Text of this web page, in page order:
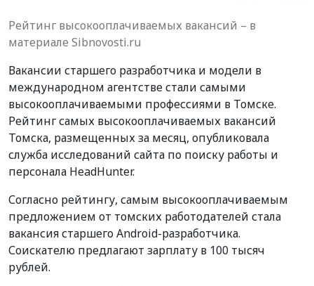
Рейтинг высокооплачиваемых вакансий – в
материале Sibnovosti.ru
Вакансии старшего разработчика и модели в
международном агентстве стали самыми
высокооплачиваемыми профессиями в Томске.
Рейтинг самых высокооплачиваемых вакансий
Томска, размещенных за месяц, опубликовала
служба исследований сайта по поиску работы и
персонала HeadHunter.
Согласно рейтингу, самым высокооплачиваемым
предложением от томских работодателей стала
вакансия старшего Android-разработчика.
Соискателю предлагают зарплату в 100 тысяч
рублей.